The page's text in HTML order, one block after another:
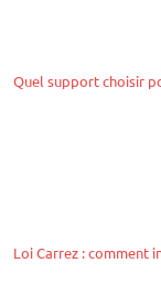
Quel support choisir
Loi Carrez : comment